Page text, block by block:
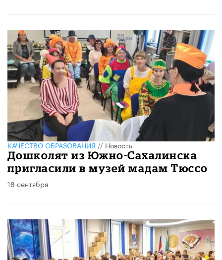
КАЧЕСТВО ОБРАЗОВАНИЯ//Новость
​Дошколят из Южно-Сахалинска
пригласили в музей мадам Тюссо
18 сентября